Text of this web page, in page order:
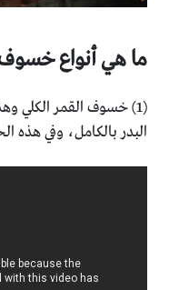
ما هي أنواع
(1) خسوف القمر الكلي
البدر بالكامل، وفي هذه